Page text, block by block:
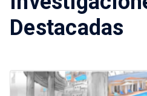
Destacadas